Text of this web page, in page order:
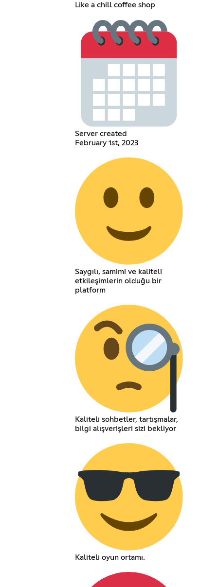
Like a chill coffee shop
Server created
February 1st, 2023
Saygılı, samimi ve kaliteli
etkileşimlerin olduğu bir
platform
Kaliteli sohbetler, tartışmalar,
bilgi alışverişleri sizi bekliyor
Kaliteli oyun ortamı.